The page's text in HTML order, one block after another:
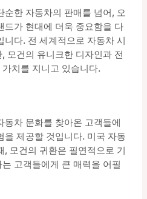
순한 자동차의 판매를 넘어, 오
드가 현대에 더욱 중요함을 다
다. 전 세계적으로 자동차 시
모건의 유니크한 디자인과 전
치를 지니고 있습니다.
동차 문화를 찾아온 고객들에
을 제공할 것입니다. 미국 자동
, 모건의 귀환은 필연적으로 기
고객들에게 큰 매력을 어필